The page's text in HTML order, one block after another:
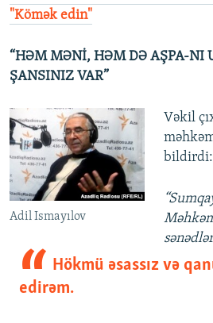
"Kömək edin"
“HƏM MƏNİ, HƏM DƏ AŞPA-NI
ŞANSINIZ VAR”
Adil Ismayılov
Vəkil
bildirdi:
Hökmü əsassız və
edirəm.